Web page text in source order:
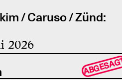
/ Caruso / Zünd:
2026